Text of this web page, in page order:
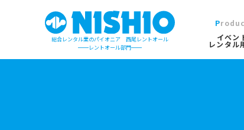
総合レンタル業のパイオニア 西尾レントオール
レントオール部門
イベン
レンタル